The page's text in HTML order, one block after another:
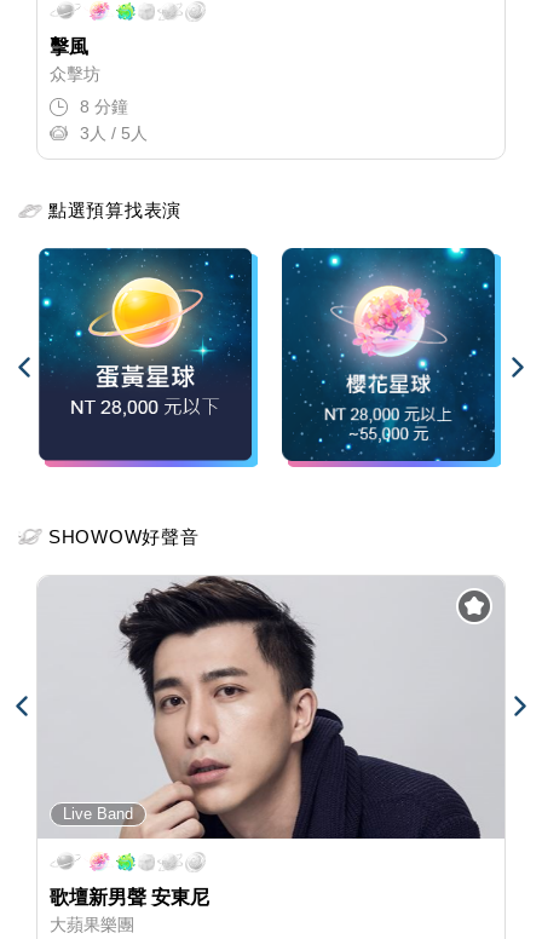
擊風
众擊坊
8 分鐘
3人 / 5人
點選預算找表演
SHOWOW好聲音
Live Band
歌壇新男聲 安東尼
大蘋果樂團